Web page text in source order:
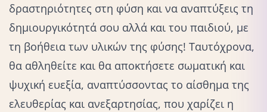
δραστηριότητες στη φύση και να αναπτύξεις τη
δημιουργικότητά σου αλλά και του παιδιού, με
τη βοήθεια των υλικών της φύσης! Ταυτόχρονα,
θα αθληθείτε και θα αποκτήσετε σωματική και
ψυχική ευεξία, αναπτύσσοντας το αίσθημα της
ελευθερίας και ανεξαρτησίας, που χαρίζει η